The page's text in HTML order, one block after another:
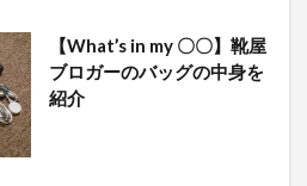
【What’s in my 〇〇】靴屋
ブロガーのバッグの中身を
紹介